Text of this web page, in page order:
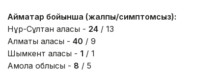
Аймақтар бойынша (жалпы/симптомсыз):
Нұр-Сұлтан қаласы - 24 / 13
Алматы қаласы - 40 / 9
Шымкент қаласы - 1 / 1
Ақмола облысы - 8 / 5